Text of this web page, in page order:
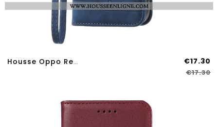
Housse Oppo Reno 14 Pro 5G DIERFENG €17.30
€17.30